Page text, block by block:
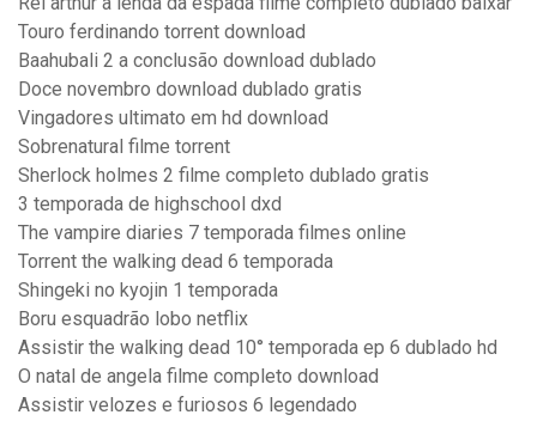
Touro ferdinando torrent download
Baahubali 2 a conclusão download dublado
Doce novembro download dublado gratis
Vingadores ultimato em hd download
Sobrenatural filme torrent
Sherlock holmes 2 filme completo dublado gratis
3 temporada de highschool dxd
The vampire diaries 7 temporada filmes online
Torrent the walking dead 6 temporada
Shingeki no kyojin 1 temporada
Boru esquadrão lobo netflix
Assistir the walking dead 10° temporada ep 6 dublado hd
O natal de angela filme completo download
Assistir velozes e furiosos 6 legendado